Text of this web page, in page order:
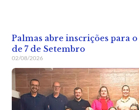
Palmas abre inscrições para
de 7 de Setembro
02/08/2026